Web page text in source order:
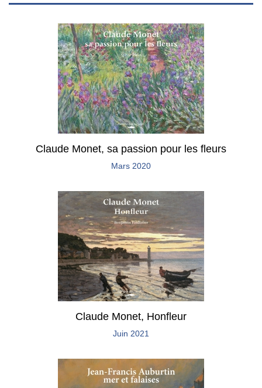
Claude Monet, sa passion pour les fleurs
Mars 2020
Claude Monet, Honfleur
Juin 2021